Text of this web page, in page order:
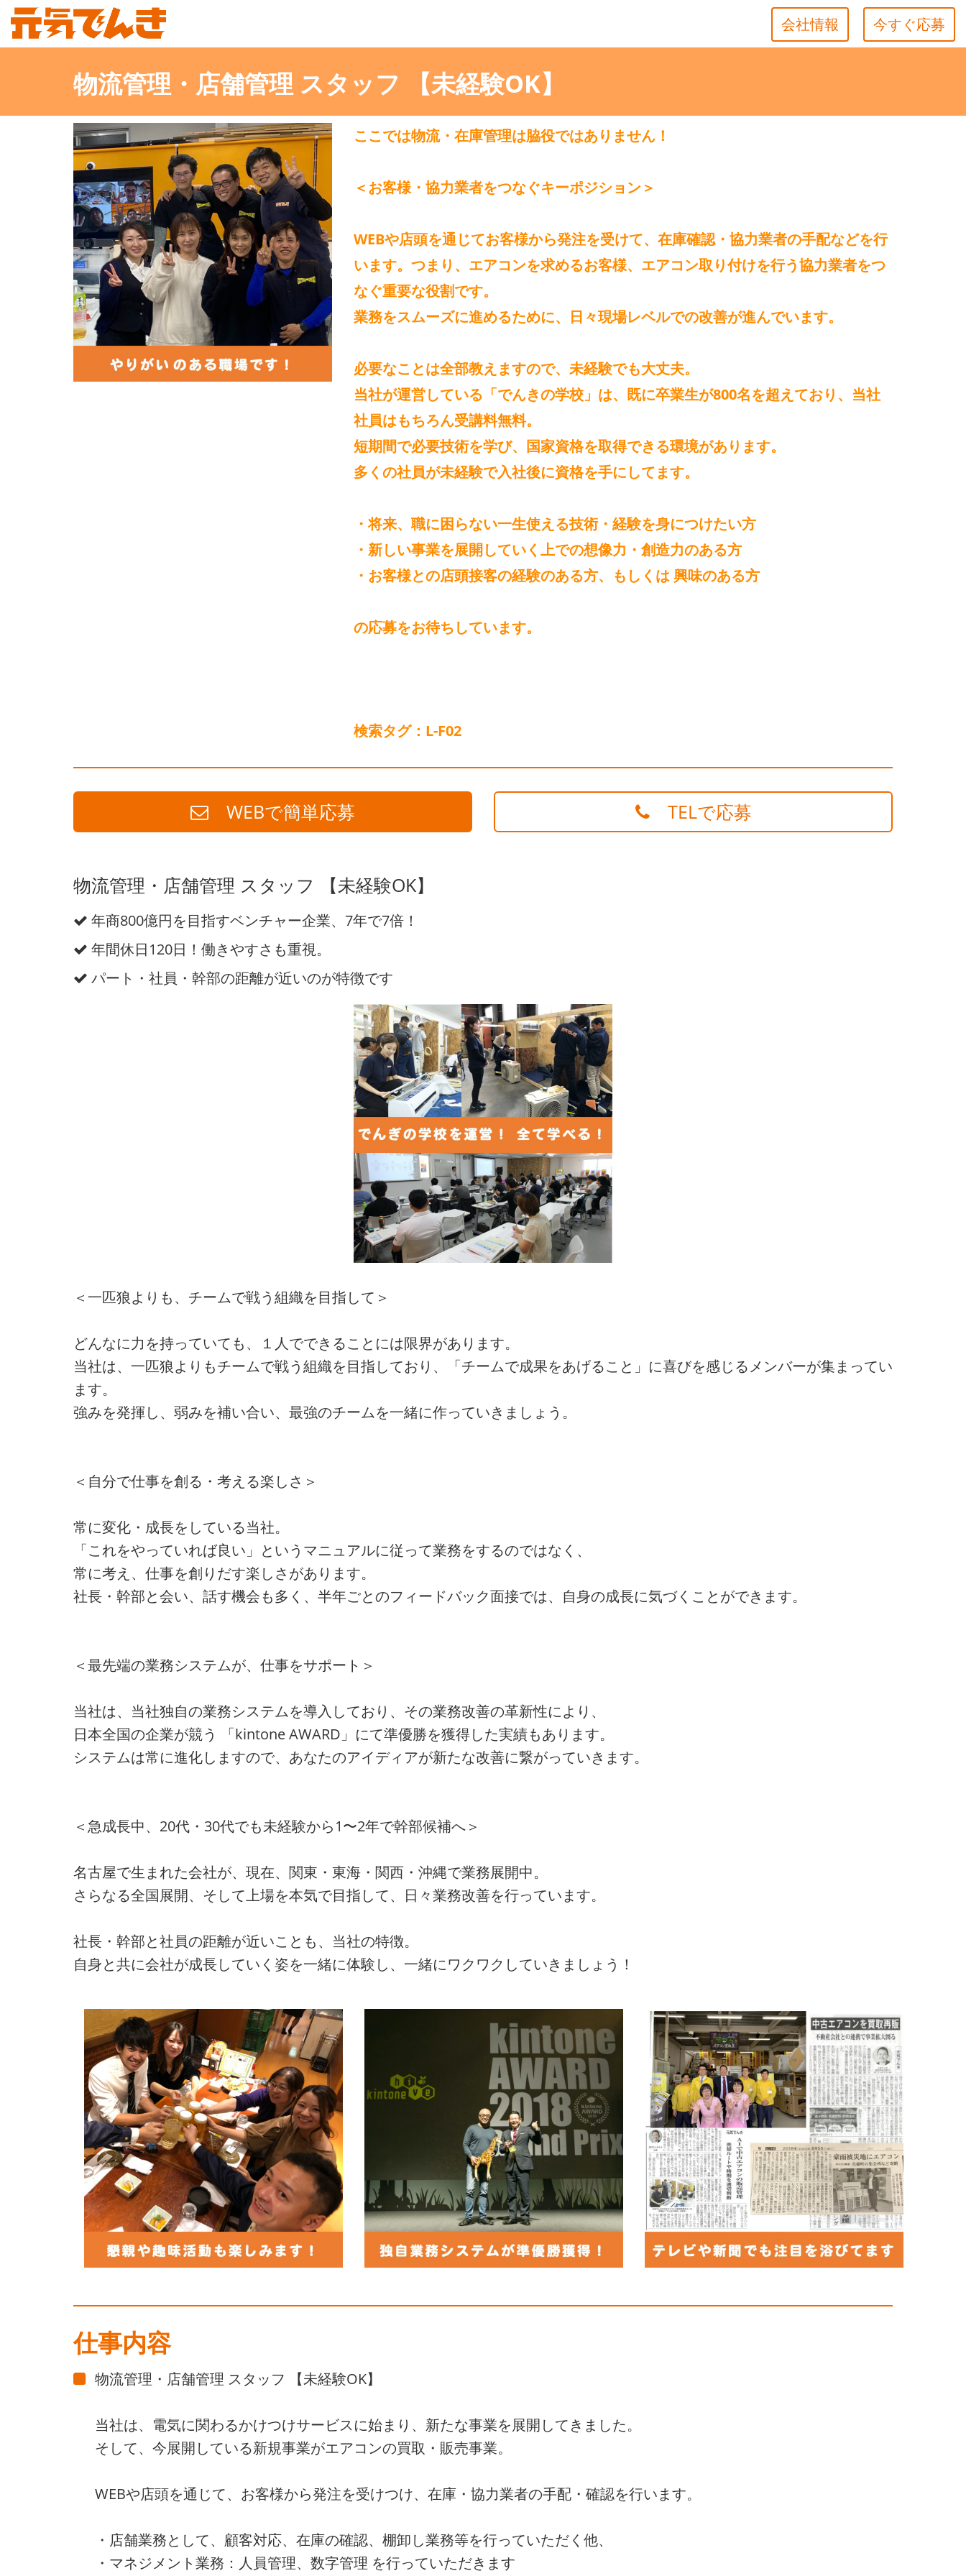
今すぐ応募
会社情報
物流管理・店舗管理 スタッフ 【未経験OK】
ここでは物流・在庫管理は脇役ではありません！
＜お客様・協力業者をつなぐキーポジション＞
WEBや店頭を通じてお客様から発注を受けて、在庫確認・協力業者の手配などを行
います。つまり、エアコンを求めるお客様、エアコン取り付けを行う協力業者をつ
なぐ重要な役割です。
業務をスムーズに進めるために、日々現場レベルでの改善が進んでいます。
必要なことは全部教えますので、未経験でも大丈夫。
当社が運営している「でんきの学校」は、既に卒業生が800名を超えており、当社
社員はもちろん受講料無料。
短期間で必要技術を学び、国家資格を取得できる環境があります。
多くの社員が未経験で入社後に資格を手にしてます。
・将来、職に困らない一生使える技術・経験を身につけたい方
・新しい事業を展開していく上での想像力・創造力のある方
・お客様との店頭接客の経験のある方、もしくは 興味のある方
の応募をお待ちしています。
検索タグ：L-F02
WEBで簡単応募 TELで応募
物流管理・店舗管理 スタッフ 【未経験OK】
年商800億円を目指すベンチャー企業、7年で7倍！
年間休日120日！働きやすさも重視。
パート・社員・幹部の距離が近いのが特徴です
＜一匹狼よりも、チームで戦う組織を目指して＞
どんなに力を持っていても、１人でできることには限界があります。
当社は、一匹狼よりもチームで戦う組織を目指しており、「チームで成果をあげること」に喜びを感じるメンバーが集まってい
ます。
強みを発揮し、弱みを補い合い、最強のチームを一緒に作っていきましょう。
＜自分で仕事を創る・考える楽しさ＞
常に変化・成長をしている当社。
「これをやっていれば良い」というマニュアルに従って業務をするのではなく、
常に考え、仕事を創りだす楽しさがあります。
社長・幹部と会い、話す機会も多く、半年ごとのフィードバック面接では、自身の成長に気づくことができます。
＜最先端の業務システムが、仕事をサポート＞
当社は、当社独自の業務システムを導入しており、その業務改善の革新性により、
日本全国の企業が競う 「kintone AWARD」にて準優勝を獲得した実績もあります。
システムは常に進化しますので、あなたのアイディアが新たな改善に繋がっていきます。
＜急成長中、20代・30代でも未経験から1〜2年で幹部候補へ＞
名古屋で生まれた会社が、現在、関東・東海・関西・沖縄で業務展開中。
さらなる全国展開、そして上場を本気で目指して、日々業務改善を行っています。
社長・幹部と社員の距離が近いことも、当社の特徴。
自身と共に会社が成長していく姿を一緒に体験し、一緒にワクワクしていきましょう！
仕事内容
物流管理・店舗管理 スタッフ 【未経験OK】
当社は、電気に関わるかけつけサービスに始まり、新たな事業を展開してきました。
そして、今展開している新規事業がエアコンの買取・販売事業。
WEBや店頭を通じて、お客様から発注を受けつけ、在庫・協力業者の手配・確認を行います。
・店舗業務として、顧客対応、在庫の確認、棚卸し業務等を行っていただく他、
・マネジメント業務：人員管理、数字管理 を行っていただきます